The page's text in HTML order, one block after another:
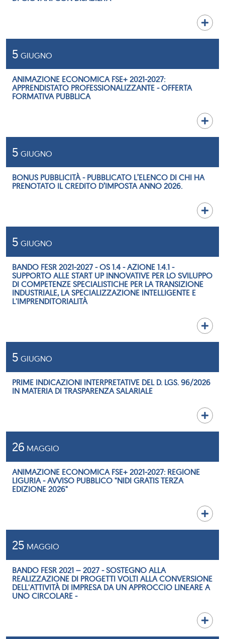
5 GIUGNO
ANIMAZIONE ECONOMICA FSE+ 2021-2027:
APPRENDISTATO PROFESSIONALIZZANTE - OFFERTA
FORMATIVA PUBBLICA
5 GIUGNO
BONUS PUBBLICITÀ - PUBBLICATO L’ELENCO DI CHI HA
PRENOTATO IL CREDITO D’IMPOSTA ANNO 2026.
5 GIUGNO
BANDO FESR 2021-2027 - OS 1.4 - AZIONE 1.4.1 -
SUPPORTO ALLE START UP INNOVATIVE PER LO SVILUPPO
DI COMPETENZE SPECIALISTICHE PER LA TRANSIZIONE
INDUSTRIALE, LA SPECIALIZZAZIONE INTELLIGENTE E
L'IMPRENDITORIALITÀ
5 GIUGNO
PRIME INDICAZIONI INTERPRETATIVE DEL D. LGS. 96/2026
IN MATERIA DI TRASPARENZA SALARIALE
26 MAGGIO
ANIMAZIONE ECONOMICA FSE+ 2021-2027: REGIONE
LIGURIA - AVVISO PUBBLICO "NIDI GRATIS TERZA
EDIZIONE 2026"
25 MAGGIO
BANDO FESR 2021 – 2027 - SOSTEGNO ALLA
REALIZZAZIONE DI PROGETTI VOLTI ALLA CONVERSIONE
DELL'ATTIVITÀ DI IMPRESA DA UN APPROCCIO LINEARE A
UNO CIRCOLARE -